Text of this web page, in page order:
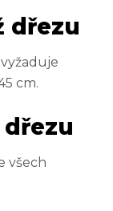
dřezu
cm.
všech